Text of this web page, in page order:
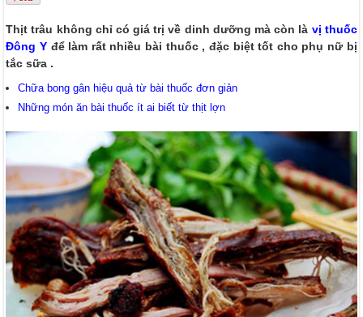
Thịt trâu không chỉ có giá trị về dinh dưỡng mà còn là vị thuốc
Đông Yđể làm rất nhiều bài thuốc , đặc biệt tốt cho phụ nữ bị
tắc sữa .
Chữa bong gân hiệu quả từ bài thuốc đơn giản
Những món ăn bài thuốc ít ai biết từ thịt lợn